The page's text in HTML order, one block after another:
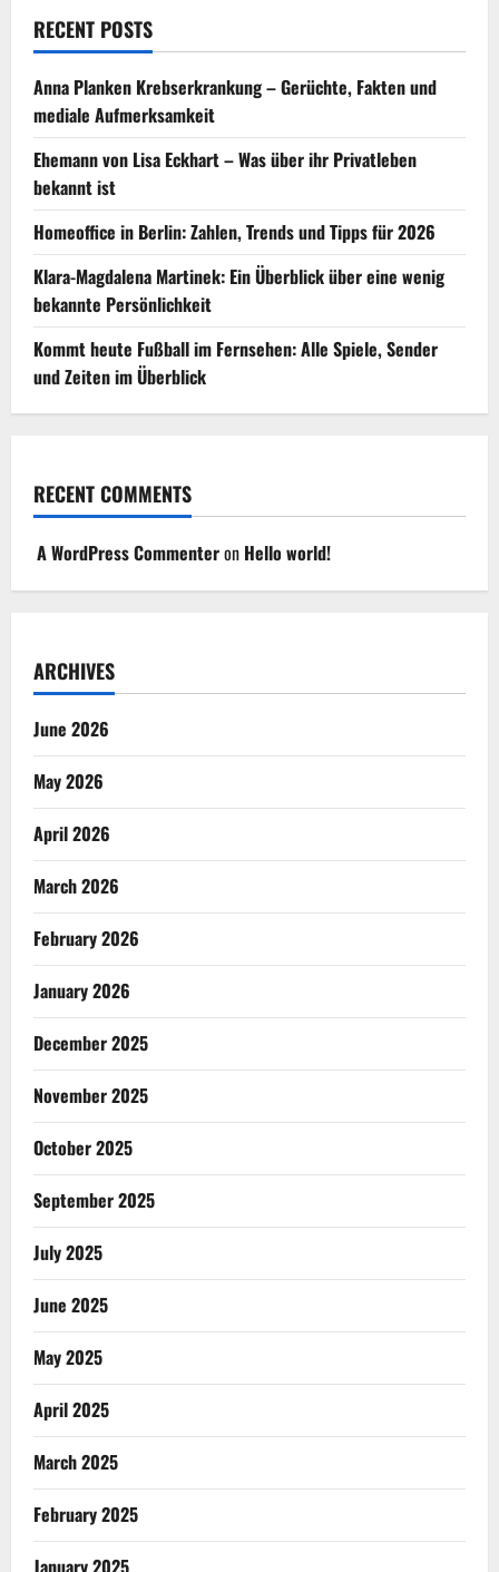
RECENT POSTS
Anna Planken Krebserkrankung – Gerüchte, Fakten und
mediale Aufmerksamkeit
Ehemann von Lisa Eckhart – Was über ihr Privatleben
bekannt ist
Homeoffice in Berlin: Zahlen, Trends und Tipps für 2026
Klara-Magdalena Martinek: Ein Überblick über eine wenig
bekannte Persönlichkeit
Kommt heute Fußball im Fernsehen: Alle Spiele, Sender
und Zeiten im Überblick
RECENT COMMENTS
A WordPress Commenteron Hello world!
ARCHIVES
June 2026
May 2026
April 2026
March 2026
February 2026
January 2026
December 2025
November 2025
October 2025
September 2025
July 2025
June 2025
May 2025
April 2025
March 2025
February 2025
January 2025